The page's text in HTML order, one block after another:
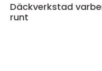
Däckverkstad
runt